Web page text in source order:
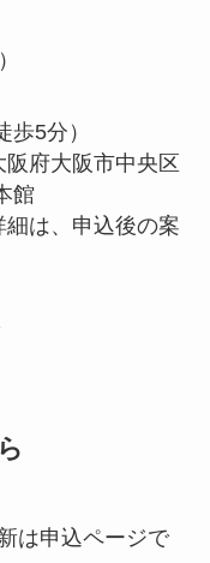
5分）
府大阪市中央区
館
は、申込後の案
は申込ページで